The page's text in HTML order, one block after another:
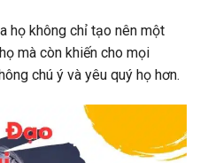
họ không chỉ tạo nên một
mà còn khiến cho mọi
chú ý và yêu quý họ hơn.